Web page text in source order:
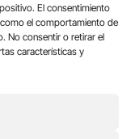
El consentimiento
el comportamiento de
No consentir o retirar el
características y